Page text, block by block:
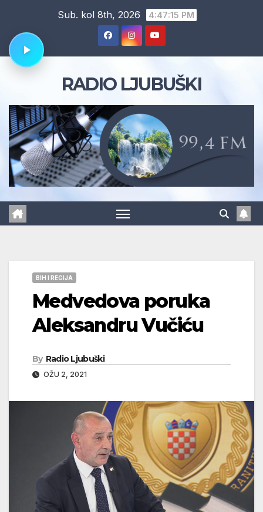
content
Sub. kol 8th, 2026 4:47:15 PM
RADIO LJUBUŠKI
BIH I REGIJA
Medvedova poruka
Aleksandru Vučiću
By Radio Ljubuški
OŽU 2, 2021